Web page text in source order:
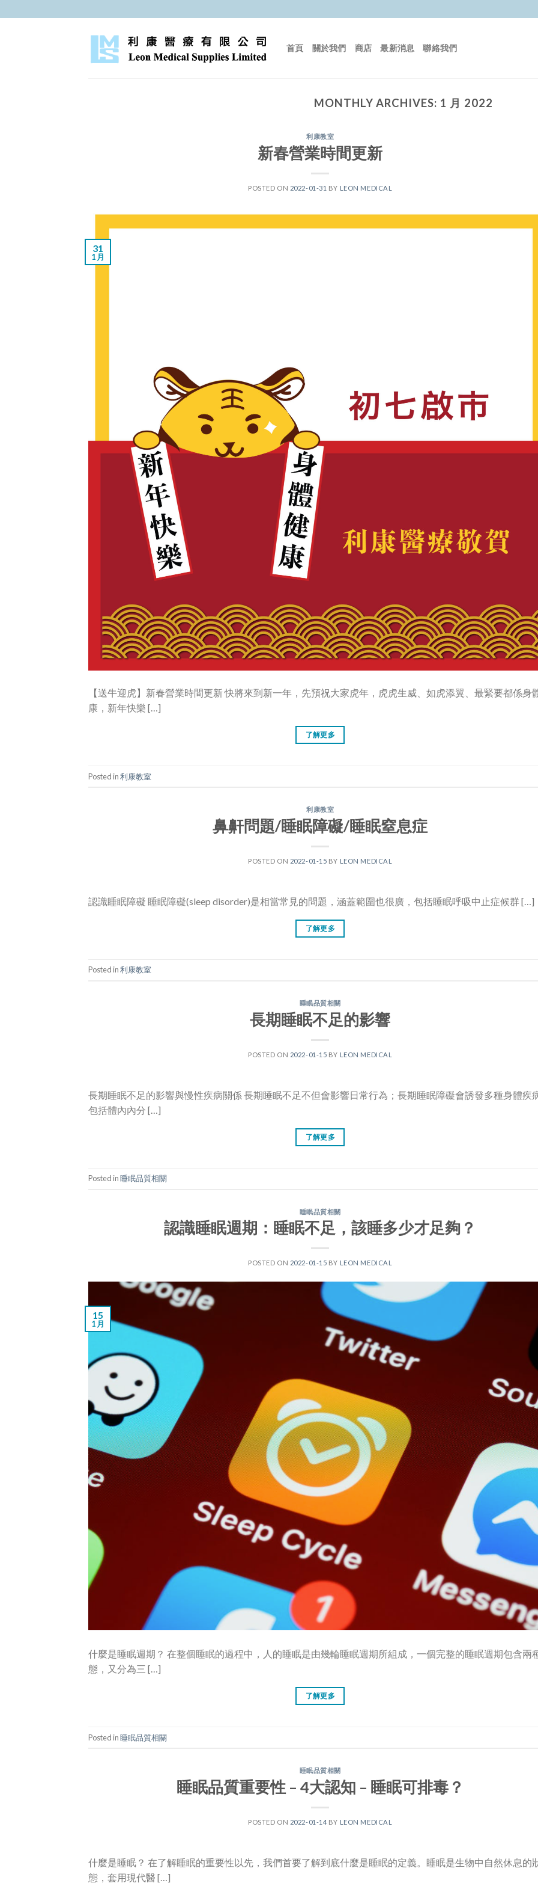
至
首頁 關於我們 商店 最新消息 聯絡我們
MONTHLY ARCHIVES: 1 月 2022
利康教室
新春營業時間更新
POSTED ON 2022-01-31 BY LEON MEDICAL
31
1 月
【送牛迎虎】新春營業時間更新 快將來到新一年，先預祝大家虎年，虎虎生威、如虎添翼、最緊要都係身
康，新年快樂 […]
了解更多
Posted in利康教室
利康教室
鼻鼾問題/睡眠障礙/睡眠窒息症
POSTED ON 2022-01-15 BY LEON MEDICAL
認識睡眠障礙 睡眠障礙(sleep disorder)是相當常見的問題，涵蓋範圍也很廣，包括睡眠呼吸中止症候群 […]
了解更多
Posted in利康教室
睡眠品質相關
長期睡眠不足的影響
POSTED ON 2022-01-15 BY LEON MEDICAL
長期睡眠不足的影響與慢性疾病關係 長期睡眠不足不但會影響日常行為；長期睡眠障礙會誘發多種身體疾
包括體內內分 […]
了解更多
Posted in睡眠品質相關
睡眠品質相關
認識睡眠週期：睡眠不足，該睡多少才足夠？
POSTED ON 2022-01-15 BY LEON MEDICAL
15
1 月
什麼是睡眠週期？ 在整個睡眠的過程中，人的睡眠是由幾輪睡眠週期所組成，一個完整的睡眠週期包含兩
態，又分為三 […]
了解更多
Posted in睡眠品質相關
睡眠品質相關
睡眠品質重要性 – 4大認知 – 睡眠可排毒？
POSTED ON 2022-01-14 BY LEON MEDICAL
什麼是睡眠？ 在了解睡眠的重要性以先，我們首要了解到底什麼是睡眠的定義。睡眠是生物中自然休息的
態，套用現代醫 […]